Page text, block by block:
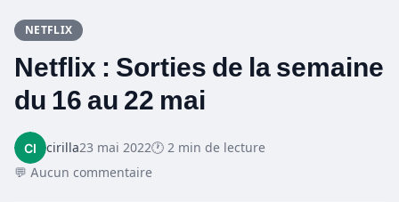
NETFLIX
Netflix : Sorties de la semaine
du 16 au 22 mai
cirilla23 mai 2022🕐 2 min de lecture
💬 Aucun commentaire